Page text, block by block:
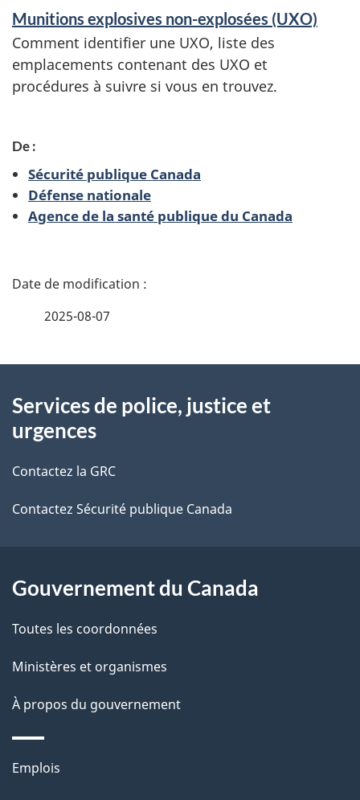
o
g
q
u
e
a
d
o
q
u
e
s
g
n
e
m
n
t
s
Munitions explosives non-explosées (UXO)
Comment identifier une UXO, liste des
emplacements contenant des UXO et
procédures à suivre si vous en trouvez.
De :
Sécurité publique Canada
Défense nationale
Agence de la santé publique du Canada
D
i
s
d
l
a
p
a
g
e
2025-08-07
propos
de
ce
site
Services de police, justice et
urgences
Contactez la GRC
Contactez Sécurité publique Canada
Gouvernement du Canada
Toutes les coordonnées
Ministères et organismes
À propos du gouvernement
Thèmes
Emplois